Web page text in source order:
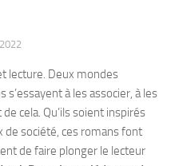
lecture. Deux mondes
à les associer, à les
cela. Qu’ils soient inspirés
de société, ces romans font
de faire plonger le lecteur